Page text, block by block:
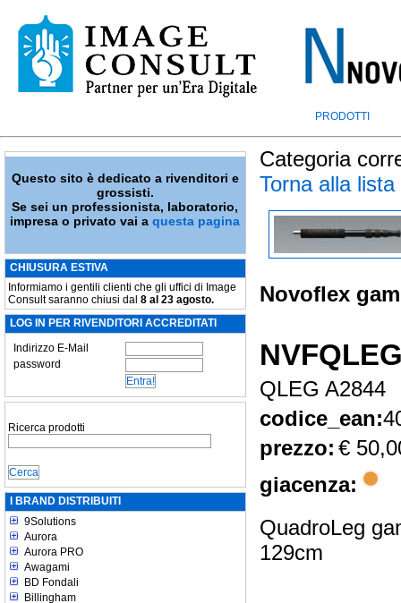
PRODOTTI
Questo sito è dedicato a rivenditori e
grossisti.
Se sei un professionista, laboratorio,
impresa o privato vai aquesta pagina
CHIUSURA ESTIVA
Informiamo i gentili clienti che gli uffici di Image
Consult saranno chiusi dal 8 al 23 agosto.
LOG IN PER RIVENDITORI ACCREDITATI
Indirizzo E-Mail
password
Ricerca prodotti
I BRAND DISTRIBUITI
9Solutions
Aurora
Aurora PRO
Awagami
BD Fondali
Billingham
Categoria
Torna alla lista
Novoflex
QLEG A2844
codice_ean:
prezzo: €
giacenza:
QuadroLeg
129cm